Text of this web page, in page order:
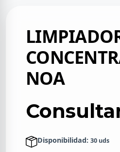
NOA
Disponibilidad: 30 uds